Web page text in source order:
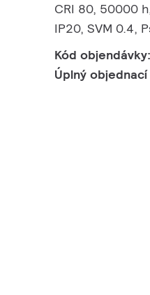
CRI 80, 50000
IP20, SVM 0.4,
Kód objendávky:
Úplný